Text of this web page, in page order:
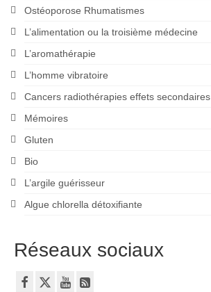
Ostéoporose Rhumatismes
L’alimentation ou la troisième médecine
L’aromathérapie
L’homme vibratoire
Cancers radiothérapies effets secondaires
Mémoires
Gluten
Bio
L’argile guérisseur
Algue chlorella détoxifiante
Réseaux sociaux